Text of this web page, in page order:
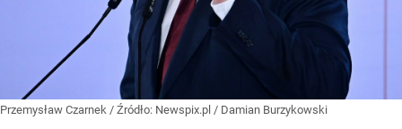
Przemysław Czarnek / Źródło: Newspix.pl / Damian Burzykowski